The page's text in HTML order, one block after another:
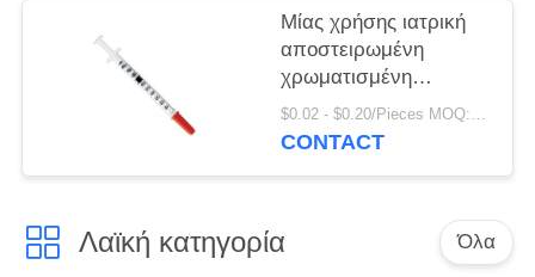
Μίας χρήσης ιατρική
αποστειρωμένη
χρωματισμένη
σύριγγα ινσουλίνης με
την πορτοκαλιά ΚΑΠ
$0.02 - $0.20/Pieces MOQ:100000 κομμάτια
CONTACT
Λαϊκή κατηγορία Όλα